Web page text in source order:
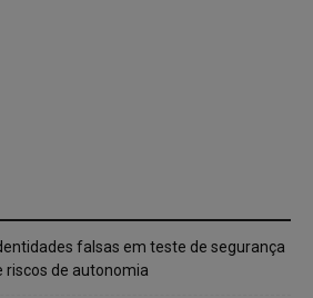
falsas em teste de segurança
riscos de autonomia